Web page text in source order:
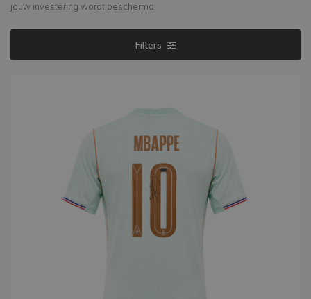
jouw investering wordt beschermd.
Filters